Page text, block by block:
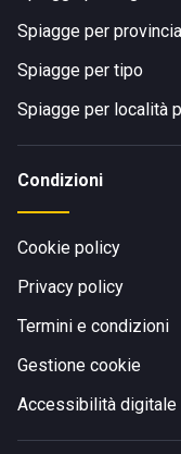
Spiagge per provincia
Spiagge per tipo
Spiagge per località
Condizioni
Cookie policy
Privacy policy
Termini e condizioni
Gestione cookie
Accessibilità digitale